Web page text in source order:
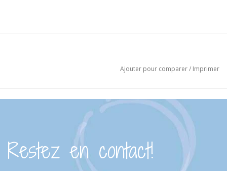
Ajouter pour comparer/ Imprimer
Restez en contact!